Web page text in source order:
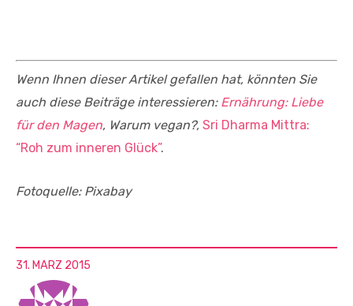
Wenn Ihnen dieser Artikel gefallen hat, könnten Sie
auch diese Beiträge interessieren: Ernährung: Liebe
für den Magen, Warum vegan?, Sri Dharma Mittra:
“Roh zum inneren Glück”.
Fotoquelle: Pixabay
31. MÄRZ 2015